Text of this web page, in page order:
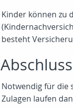
Kinder können zu
besteht
Notwendig für die
Zulagen laufen